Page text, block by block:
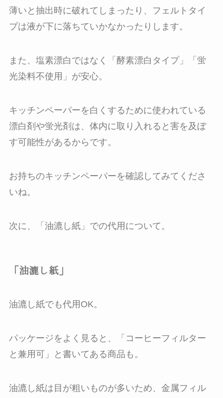
薄いと抽出時に破れてしまったり、フェルトタイ
プは液が下に落ちていかなかったりします。
また、塩素漂白ではなく「酵素漂白タイプ」「蛍
光染料不使用」が安心。
キッチンペーパーを白くするために使われている
漂白剤や蛍光剤は、体内に取り入れると害を及ぼ
す可能性があるからです。
お持ちのキッチンペーパーを確認してみてくださ
いね。
次に、「油漉し紙」での代用について。
「油漉し紙」
油漉し紙でも代用OK。
パッケージをよく見ると、「コーヒーフィルター
と兼用可」と書いてある商品も。
油漉し紙は目が粗いものが多いため、金属フィル